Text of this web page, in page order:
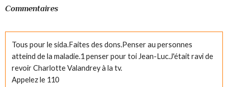
Commentaires
Tous pour le sida.Faites des dons.Penser au personnes
atteind de la maladie.1 penser pour toi Jean-Luc.J'était ravi de
revoir Charlotte Valandrey à la tv.
Appelez le 110